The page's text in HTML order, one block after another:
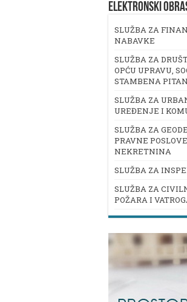
ELEKTRONSKI
SLUŽBA ZA
NABAVKE
SLUŽBA ZA
OPĆU UPRAVU,
STAMBENA
SLUŽBA ZA
UREĐENJE I
SLUŽBA ZA
PRAVNE
NEKRETNINA
SLUŽBA ZA
SLUŽBA ZA
POŽARA I